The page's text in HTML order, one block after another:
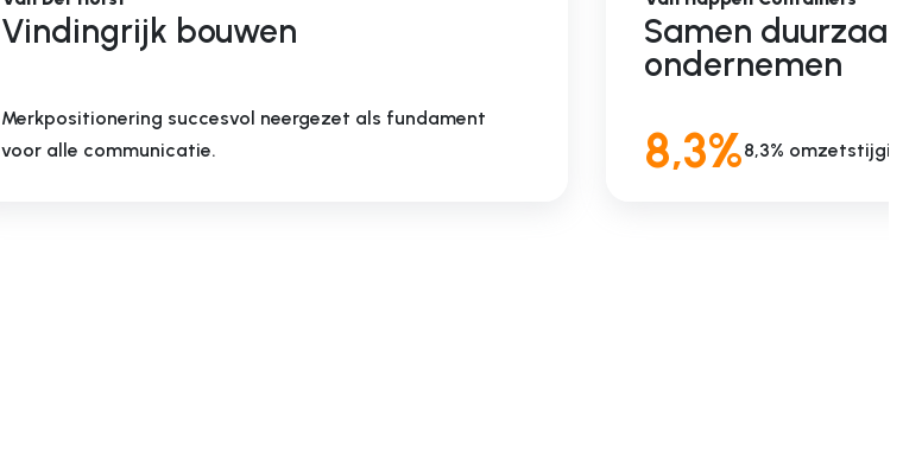
Vindingrijk bouwen
Merkpositionering succesvol neergezet als fundament
voor alle communicatie.
Samen
ondernemen
8,3%8,3%